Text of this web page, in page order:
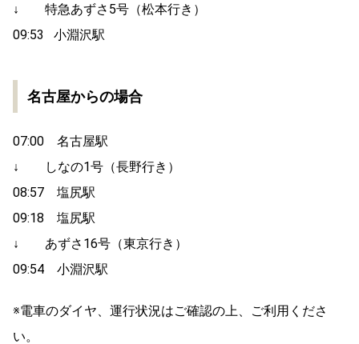
↓ 特急あずさ5号（松本行き）
09:53 小淵沢駅
名古屋からの場合
07:00 名古屋駅
↓ しなの1号（長野行き）
08:57 塩尻駅
09:18 塩尻駅
↓ あずさ16号（東京行き）
09:54 小淵沢駅
※電車のダイヤ、運行状況はご確認の上、ご利用くださ
い。